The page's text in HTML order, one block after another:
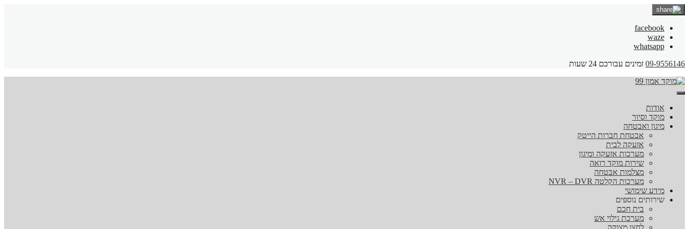
facebook
waze
whatsapp
09-9556146 זמינים עבורכם 24 שעות
אודות
מוקד וסיור
מיגון ואבטחה
אבטחת חברות הייטק
אזעקה לבית
מערכות אזעקה ומיגון
שירות מוקד רואה
מצלמות אבטחה
מערכות הקלטה NVR – DVR
מידע שימושי
שירותים נוספים
בית חכם
מערכת גילוי אש
לחצן מצוקה